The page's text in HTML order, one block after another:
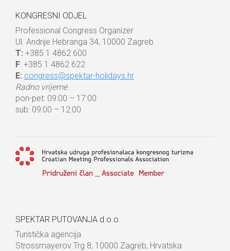
KONGRESNI ODJEL
Professional Congress Organizer
Ul. Andrije Hebranga 34, 10000 Zagreb
T: +385 1 4862 600
F: +385 1 4862 622
E: congress@spektar-holidays.hr
Radno vrijeme
pon-pet: 09:00 – 17:00
sub: 09:00 – 12:00
SPEKTAR PUTOVANJA d.o.o.
Turistička agencija
Strossmayerov Trg 8, 10000 Zagreb, Hrvatska